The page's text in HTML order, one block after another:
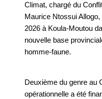
Climat, chargé du
Maurice Ntossui
2026 à Koula-Moutou
nouvelle base
homme-faune.
Deuxième du genre au
opérationnelle a été